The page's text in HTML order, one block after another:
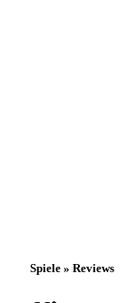
Spiele » Reviews